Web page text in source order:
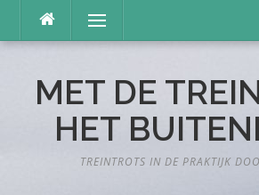
inhoud
Menu
MET DE
HET
TREINTROTS IN DE PRAKTIJK